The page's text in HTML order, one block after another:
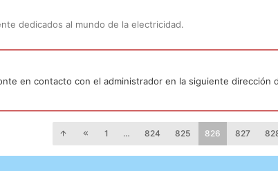
dedicados al mundo de la electricidad.
en contacto con el administrador en la siguiente dirección
1 … 824 825 826 827